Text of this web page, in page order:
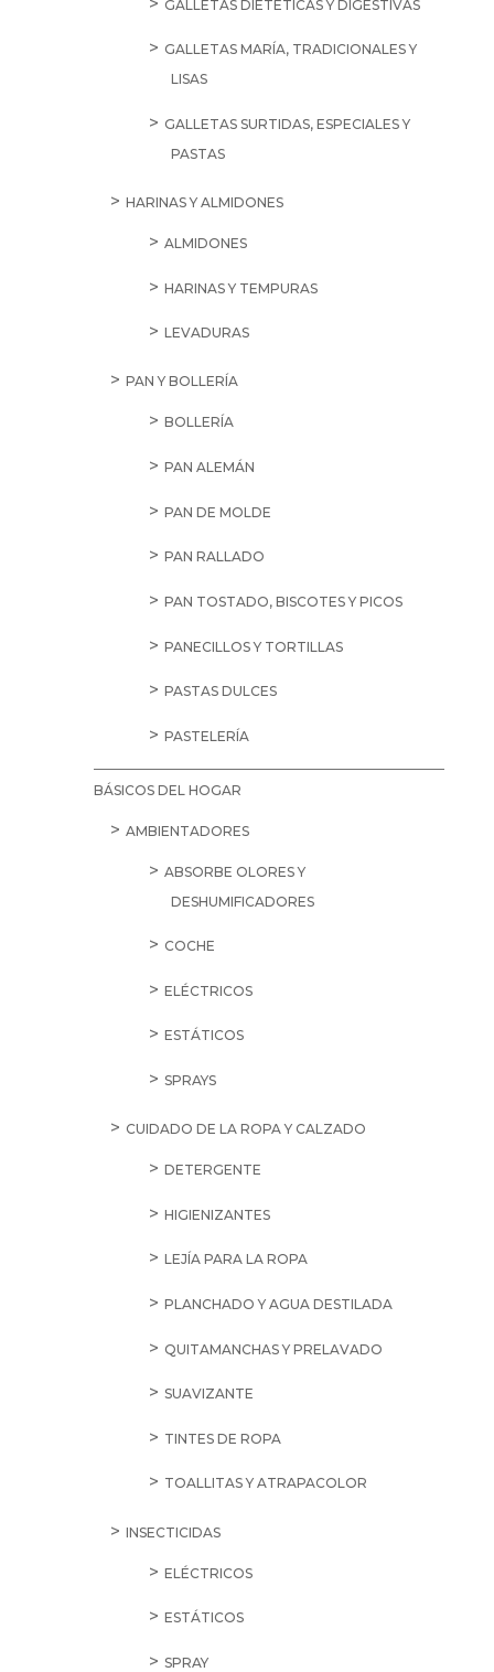
GALLETAS DIETÉTICAS Y DIGESTIVAS
GALLETAS MARÍA, TRADICIONALES Y
LISAS
GALLETAS SURTIDAS, ESPECIALES Y
PASTAS
HARINAS Y ALMIDONES
ALMIDONES
HARINAS Y TEMPURAS
LEVADURAS
PAN Y BOLLERÍA
BOLLERÍA
PAN ALEMÁN
PAN DE MOLDE
PAN RALLADO
PAN TOSTADO, BISCOTES Y PICOS
PANECILLOS Y TORTILLAS
PASTAS DULCES
PASTELERÍA
BÁSICOS DEL HOGAR
AMBIENTADORES
ABSORBE OLORES Y
DESHUMIFICADORES
COCHE
ELÉCTRICOS
ESTÁTICOS
SPRAYS
CUIDADO DE LA ROPA Y CALZADO
DETERGENTE
HIGIENIZANTES
LEJÍA PARA LA ROPA
PLANCHADO Y AGUA DESTILADA
QUITAMANCHAS Y PRELAVADO
SUAVIZANTE
TINTES DE ROPA
TOALLITAS Y ATRAPACOLOR
INSECTICIDAS
ELÉCTRICOS
ESTÁTICOS
SPRAY